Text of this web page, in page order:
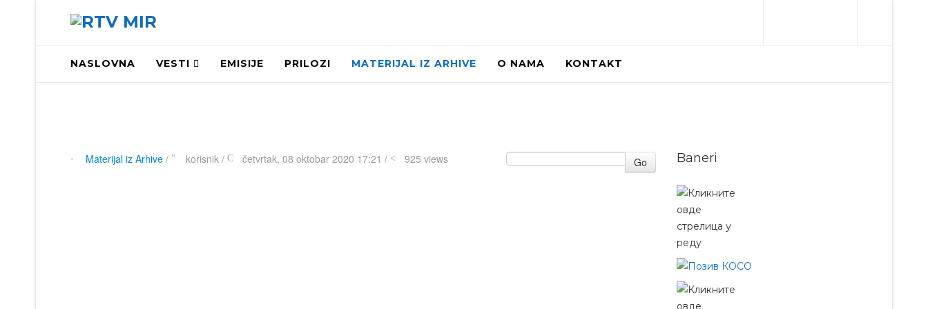
NASLOVNA VESTI EMISIJE PRILOZI MATERIJAL IZ ARHIVE O NAMA KONTAKT
Materijal iz Arhive/ korisnik / četvrtak, 08 oktobar 2020 17:21 / 925 views Go Baneri